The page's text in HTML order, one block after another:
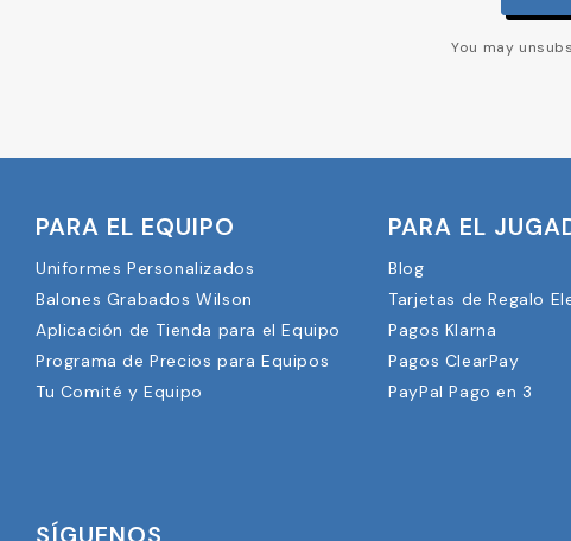
You may
PARA EL EQUIPO
Uniformes Personalizados
Balones Grabados Wilson
Aplicación de Tienda para el Equipo
Programa de Precios para Equipos
Tu Comité y Equipo
PARA EL
Blog
Tarjetas de Regalo
Pagos Klarna
Pagos ClearPay
PayPal Pago en 3